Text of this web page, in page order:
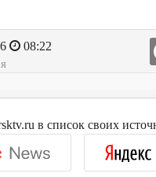
08:22
в список своих